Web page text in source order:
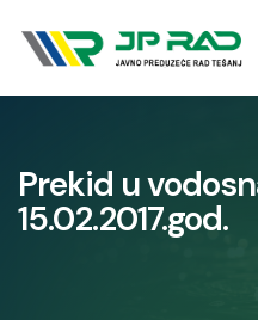
Prekid u
15.02.2017.god.